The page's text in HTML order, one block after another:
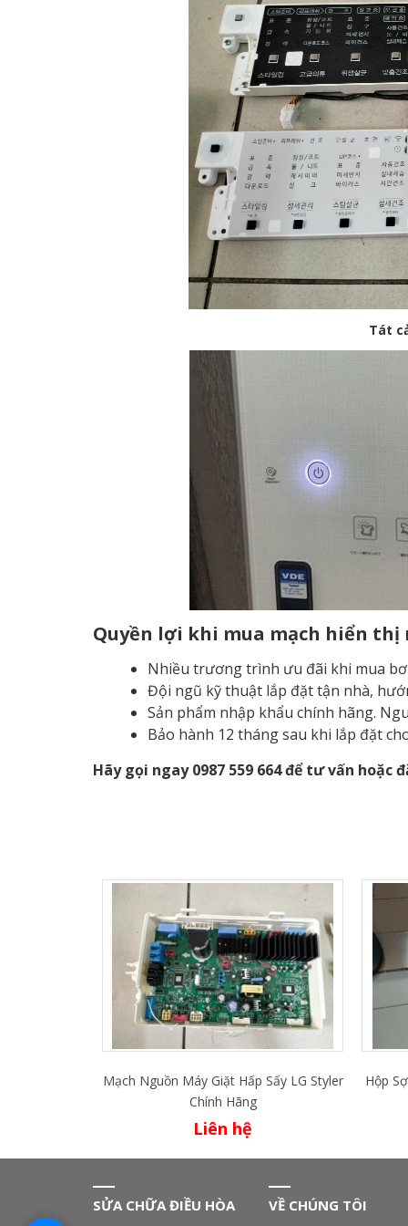
Tát
Quyền lợi khi mua mạch hiển thị
Nhiều trương trình ưu đãi khi mua
Đội ngũ kỹ thuật lắp đặt tận nhà,
Sản phẩm nhập khẩu chính hãng.
Bảo hành 12 tháng sau khi lắp đặt
Hãy gọi ngay 0987 559 664 để tư vấn hoặc
Mạch Nguồn Máy Giặt Hấp Sấy LG Styler
Chính Hãng
Liên hệ
Hộp
SỬA CHỮA ĐIỀU HÒA VỀ CHÚNG TÔI